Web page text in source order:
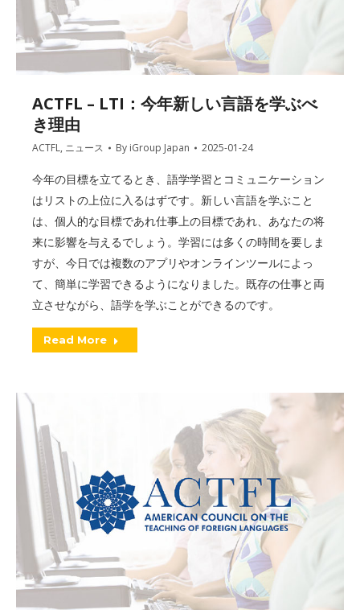
ACTFL – LTI：今年新しい言語を学ぶべ
き理由
ACTFL, ニュース By iGroup Japan 2025-01-24
今年の目標を立てるとき、語学学習とコミュニケーション
はリストの上位に入るはずです。新しい言語を学ぶこと
は、個人的な目標であれ仕事上の目標であれ、あなたの将
来に影響を与えるでしょう。学習には多くの時間を要しま
すが、今日では複数のアプリやオンラインツールによっ
て、簡単に学習できるようになりました。既存の仕事と両
立させながら、語学を学ぶことができるのです。
Read More